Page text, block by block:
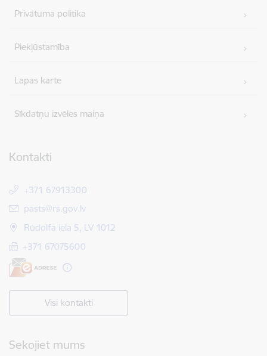
Privātuma politika
Piekļūstamība
Lapas karte
Sīkdatņu izvēles maiņa
Kontakti
+371 67913300
E-pasts:
pasts@rs.gov.lv
Rūdolfa iela 5, LV 1012
+371 67075600
Visi kontakti
Sekojiet mums